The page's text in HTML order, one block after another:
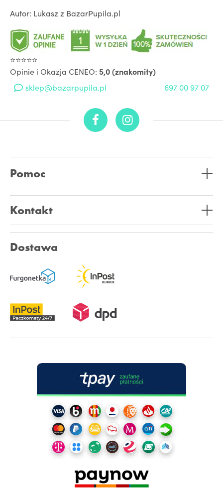
Autor: Lukasz z BazarPupila.pl
⭐⭐⭐⭐⭐
Opinie i Okazja CENEO: 5,0 (znakomity)
sklep@bazarpupila.pl
697 00 97 07
Pomoc
Kontakt
Dostawa